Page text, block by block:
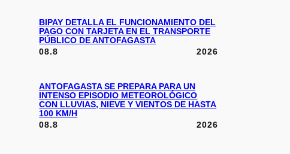
BIPAY DETALLA EL FUNCIONAMIENTO DEL
PAGO CON TARJETA EN EL TRANSPORTE
PÚBLICO DE ANTOFAGASTA
08.8
2026
ANTOFAGASTA SE PREPARA PARA UN
INTENSO EPISODIO METEOROLÓGICO
CON LLUVIAS, NIEVE Y VIENTOS DE HASTA
100 KM/H
08.8
2026